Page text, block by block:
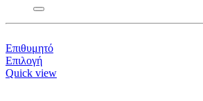
Επιθυμητό
ΕπιλογήΑυτό
το
Quick view